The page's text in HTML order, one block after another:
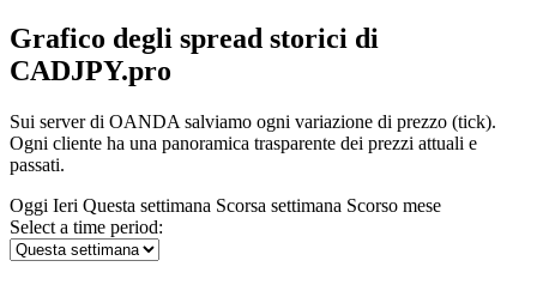
Grafico degli spread storici di
CADJPY.pro
Sui server di OANDA salviamo ogni variazione di prezzo (tick).
Ogni cliente ha una panoramica trasparente dei prezzi attuali e
passati.
Oggi Ieri Questa settimana Scorsa settimana Scorso mese
Select a time period: